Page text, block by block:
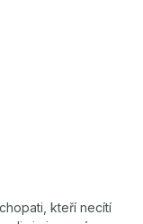
kteří necítí